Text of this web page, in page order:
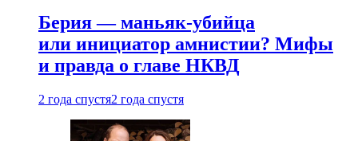
Берия — маньяк-убийца
или инициатор амнистии? Мифы
и правда о главе НКВД
2 года спустя2 года спустя